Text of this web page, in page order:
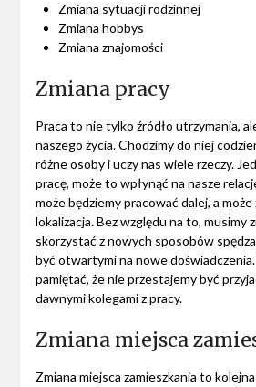
Zmiana sytuacji rodzinnej
Zmiana hobbys
Zmiana znajomości
Zmiana pracy
Praca to nie tylko źródło utrzymania,
naszego życia. Chodzimy do niej
różne osoby i uczy nas wiele rzeczy.
pracę, może to wpłynąć na nasze
może będziemy pracować dalej, a może
lokalizacja. Bez względu na to, musimy
skorzystać z nowych sposobów
być otwartymi na nowe
pamiętać, że nie przestajemy być
dawnymi kolegami z pracy.
Zmiana miejsca
Zmiana miejsca zamieszkania to